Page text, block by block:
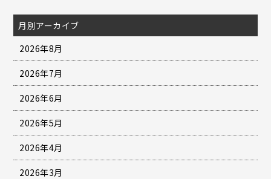
月別アーカイブ
2026年8月
2026年7月
2026年6月
2026年5月
2026年4月
2026年3月